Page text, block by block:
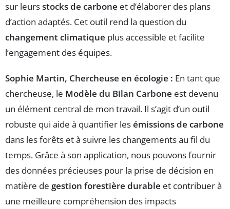
sur leursstocks de carbone et d’élaborer des plans
d’action adaptés. Cet outil rend la question du
changement climatique plus accessible et facilite
l’engagement des équipes.
Sophie Martin, Chercheuse en écologie : En tant que
chercheuse, le Modèle du Bilan Carbone est devenu
un élément central de mon travail. Il s’agit d’un outil
robuste qui aide à quantifier lesémissions de carbone
dans les forêts et à suivre les changements au fil du
temps. Grâce à son application, nous pouvons fournir
des données précieuses pour la prise de décision en
matière de gestion forestière durable et contribuer à
une meilleure compréhension des impacts